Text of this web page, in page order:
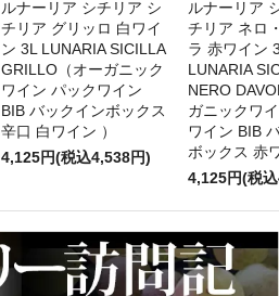
ルナーリア シチリア シ
チリア グリッロ 白ワイ
ン 3L LUNARIA SICILLA
GRILLO（オーガニック
ワイン パックワイン
BIB バックインボックス
辛口 白ワイン ）
4,125円(税込4,538円)
ルナーリア
チリア ネロ
ラ 赤ワイ
LUNARIA
NERO
ガニックワ
ワイン BIB
ボックス 赤
4,125円(税